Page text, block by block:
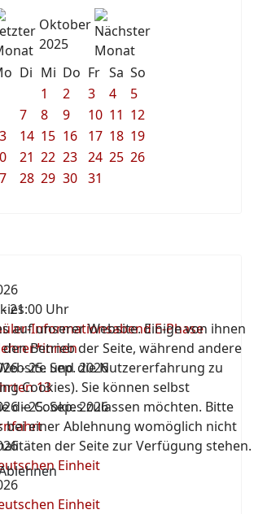
Oktober
2025
Di Mi Do Fr Sa So
1
2 3 4
5
7 8 9 10 11 12
14 15 16 17 18 19
21 22 23 24 25 26
28 29 30 31
-21:00 Uhr
Informationsabend E-Phase
-25. Sep. 2026
13
-25. Sep. 2026
Einheit
Einheit
auf unserer Website. Einige von ihnen
Betrieb der Seite, während andere
und die Nutzererfahrung zu
Cookies). Sie können selbst
die Cookies zulassen möchten. Bitte
bei einer Ablehnung womöglich nicht
der Seite zur Verfügung stehen.